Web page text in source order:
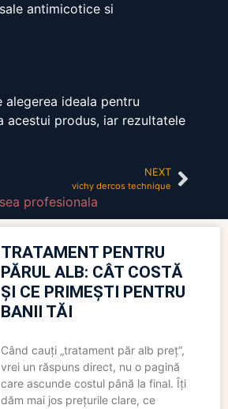
antimicotice si
ideala pentru
acestui produs, iar rezultatele
NEXT
vichy dercos technique
profesionala
TRATAMENT PENTRU
PĂRUL ALB: CÂT COSTĂ
ȘI CE PRIMEȘTI PENTRU
BANII TĂI
Când cauți „tratament păr alb preț”,
vrei un răspuns direct, nu o pagină
care ascunde costul până la final. Îți
dăm mai jos prețurile clare, ce